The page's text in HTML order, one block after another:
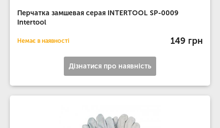
Перчатка замшевая серая INTERTOOL SP-0009
Intertool
Немає в наявності 149 грн
Дізнатися про наявність